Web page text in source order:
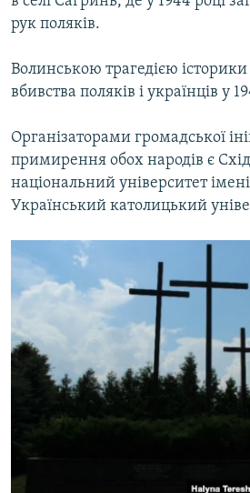
рук поляків.
Волинською трагедією
вбивства поляків і українців у
Організаторами громадської
примирення обох народів є
національний університет
Український католицький